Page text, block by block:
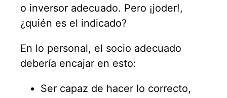
o inversor adecuado. Pero ¡joder!,
¿quién es el indicado?
En lo personal, el socio adecuado
debería encajar en esto:
Ser capaz de hacer lo correcto,